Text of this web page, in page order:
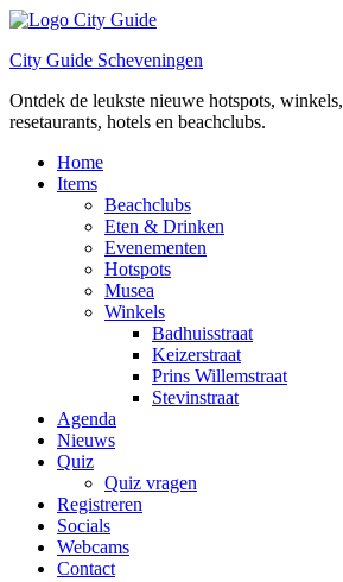
Ga
de
City Guide Scheveningen
Ontdek de leukste nieuwe hotspots, winkels,
resetaurants, hotels en beachclubs.
Home
Items
Beachclubs
Eten & Drinken
Evenementen
Hotspots
Musea
Winkels
Badhuisstraat
Keizerstraat
Prins Willemstraat
Stevinstraat
Agenda
Nieuws
Quiz
Quiz vragen
Registreren
Socials
Webcams
Contact